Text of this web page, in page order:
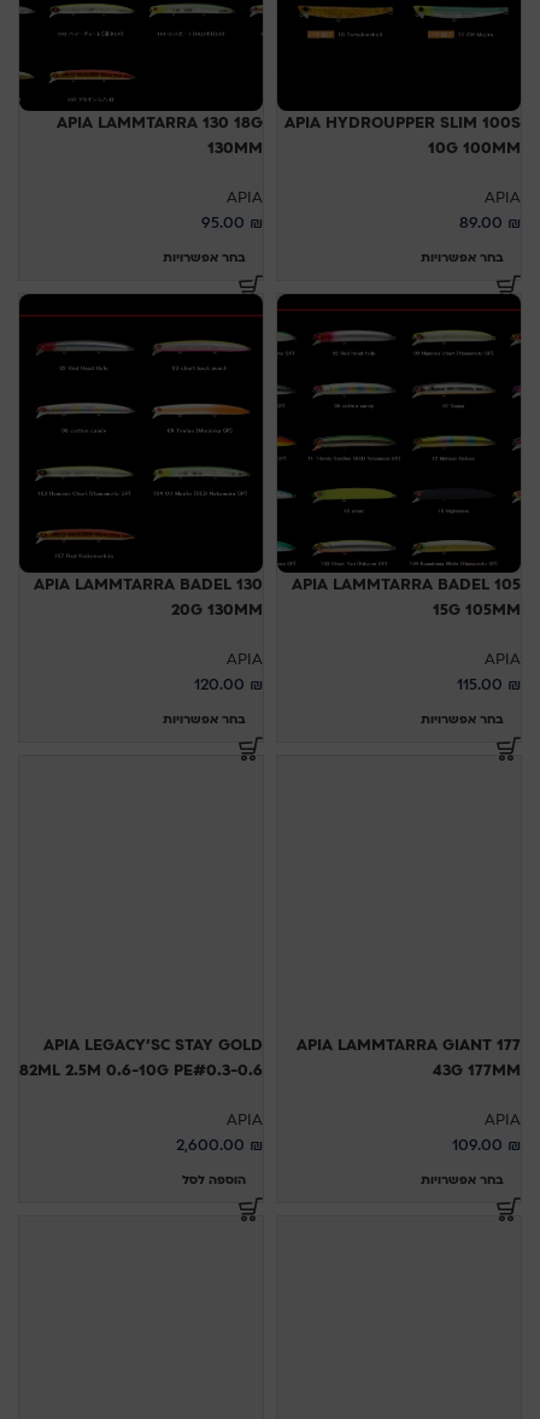
APIA HYDROUPPER SLIM 100S
10G 100MM
APIA
89.00 ₪
בחר אפשרויות
APIA LAMMTARRA 130 18G
130MM
APIA
95.00 ₪
בחר אפשרויות
APIA LAMMTARRA BADEL 105
15G 105MM
APIA
115.00 ₪
בחר אפשרויות
APIA LAMMTARRA BADEL 130
20G 130MM
APIA
120.00 ₪
בחר אפשרויות
APIA LAMMTARRA GIANT 177
43G 177MM
APIA
109.00 ₪
בחר אפשרויות
APIA LEGACY'SC STAY GOLD
82ML 2.5M 0.6-10G PE#0.3-0.6
APIA
2,600.00 ₪
הוספה לסל